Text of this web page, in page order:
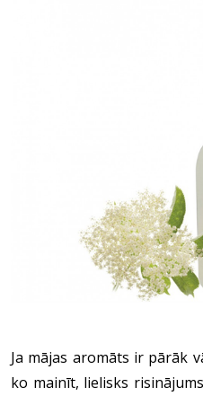
Ja mājas aromāts ir pārāk
ko mainīt, lielisks